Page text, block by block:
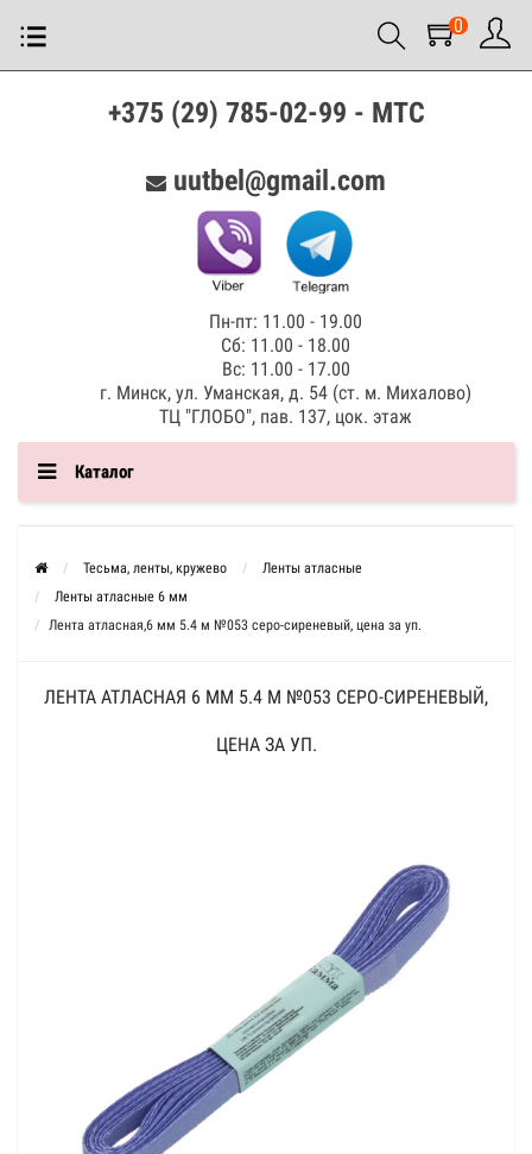
0
+375 (29) 785-02-99 - МТС
uutbel@gmail.com
Пн-пт: 11.00 - 19.00
Сб: 11.00 - 18.00
Вс: 11.00 - 17.00
г. Минск, ул. Уманская, д. 54 (ст. м. Михалово)
ТЦ "ГЛОБО", пав. 137, цок. этаж
Каталог
Тесьма, ленты, кружево
Ленты атласные
Ленты атласные 6 мм
Лента атласная,6 мм 5.4 м №053 серо-сиреневый, цена за уп.
ЛЕНТА АТЛАСНАЯ 6 ММ 5.4 М №053 СЕРО-СИРЕНЕВЫЙ,
ЦЕНА ЗА УП.